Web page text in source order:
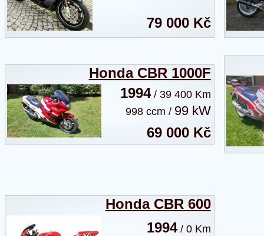
79 000 Kč
Honda CBR 1000F
1994/ 39 400 Km
998 ccm / 99 kW
69 000 Kč
Honda CBR 600
1994/ 0 Km